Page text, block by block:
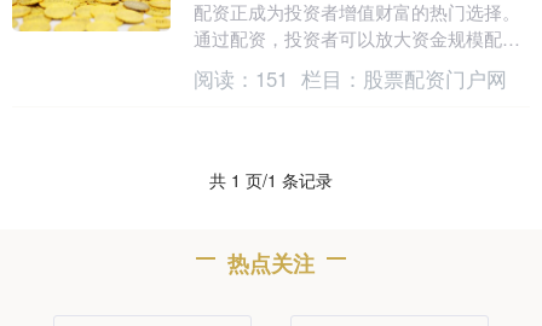
配资正成为投资者增值财富的热门选择。
通过配资，投资者可以放大资金规模配债
的股票，从而获得更高的潜在收益。 * **
放大收益：....
阅读： 151 栏目： 股票配资门户网
共 1 页/1 条记录
热点关注